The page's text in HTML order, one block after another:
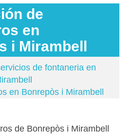
de
en
i Mirambell
de fontaneria en
en Bonrepòs i Mirambell
de Bonrepòs i Mirambell